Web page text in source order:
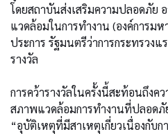
โดยสถาบันส่งเสริมความปลอดภัย
แวดล้อมในการทำงาน (องค์การ
ประการ รัฐมนตรีว่าการกระทรวง
รางวัล
การคว้ารางวัลในครั้งนี้สะท้อนถึงค
สภาพแวดล้อมการทำงานที่ปลอด
“อุบัติเหตุที่มีสาเหตุเกี่ยวเนื่องกับ